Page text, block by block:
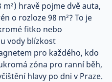
hravě pojme dvě auta,
o rozloze 98 m²? To je
fitko nebo
vody blízkost
pro každého, kdo
zóna pro ranní běh,
hlavy po dni v Praze.